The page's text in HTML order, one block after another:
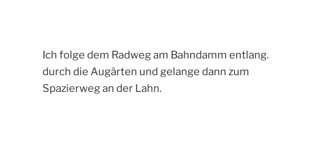
Ich folge dem Radweg am Bahndamm entlang.
durch die Augärten und gelange dann zum
Spazierweg an der Lahn.